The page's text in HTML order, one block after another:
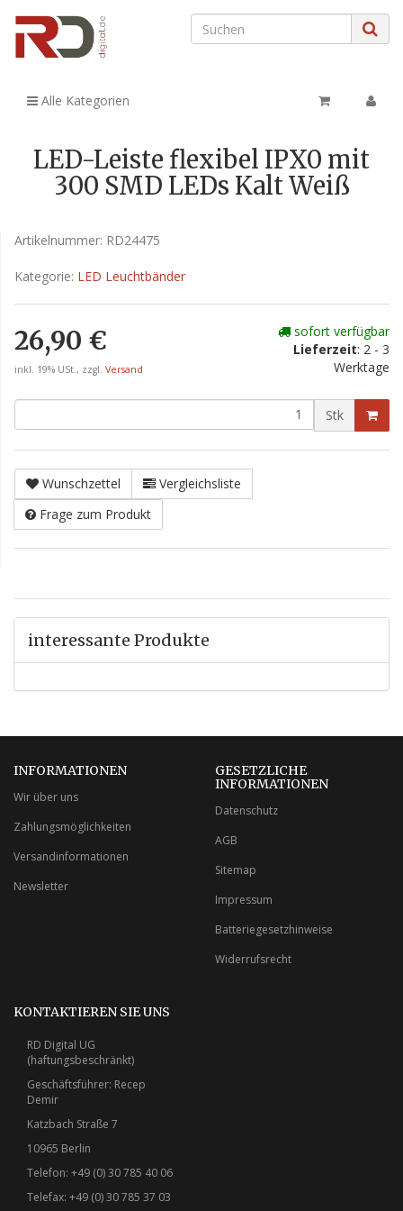
Alle Kategorien
LED-Leiste flexibel IPX0 mit
300 SMD LEDs Kalt Weiß
Artikelnummer: RD24475
Kategorie: LED Leuchtbänder
26,90 €
inkl. 19% USt., zzgl. Versand
sofort verfügbar
Lieferzeit: 2 - 3
Werktage
Stk
Wunschzettel
Vergleichsliste
Frage zum Produkt
interessante Produkte
INFORMATIONEN
Wir über uns
Zahlungsmöglichkeiten
Versandinformationen
Newsletter
GESETZLICHE
INFORMATIONEN
Datenschutz
AGB
Sitemap
Impressum
Batteriegesetzhinweise
Widerrufsrecht
KONTAKTIEREN SIE UNS
RD Digital UG
(haftungsbeschränkt)
Geschäftsführer: Recep
Demir
Katzbach Straße 7
10965 Berlin
Telefon: +49 (0) 30 785 40 06
Telefax: +49 (0) 30 785 37 03